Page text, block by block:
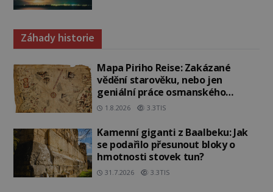
Záhady historie
Mapa Piriho Reise: Zakázané
vědění starověku, nebo jen
geniální práce osmanského
admirála?
1.8.2026 3.3TIS
Kamenní giganti z Baalbeku: Jak
se podařilo přesunout bloky o
hmotnosti stovek tun?
31.7.2026 3.3TIS